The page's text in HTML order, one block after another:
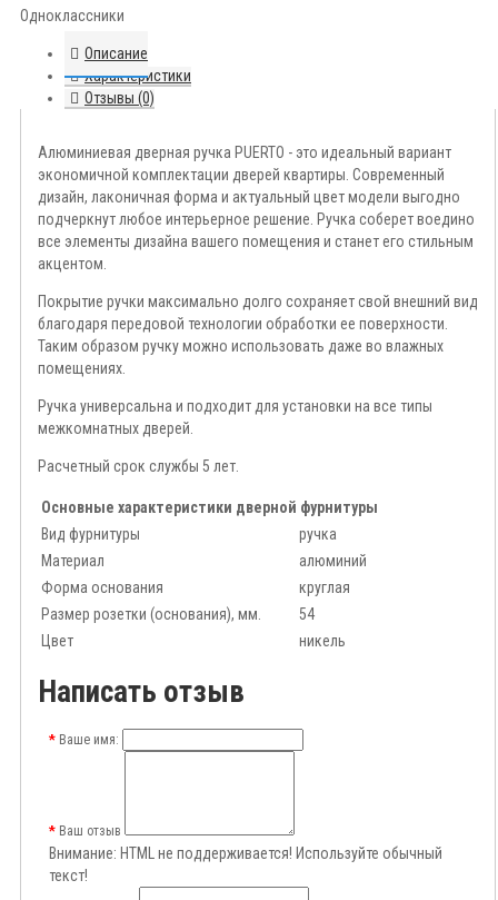
Одноклассники
Описание
Характеристики
Отзывы (0)
Алюминиевая дверная ручка PUERTO - это идеальный вариант
экономичной комплектации дверей квартиры. Современный
дизайн, лаконичная форма и актуальный цвет модели выгодно
подчеркнут любое интерьерное решение. Ручка соберет воедино
все элементы дизайна вашего помещения и станет его стильным
акцентом.
Покрытие ручки максимально долго сохраняет свой внешний вид
благодаря передовой технологии обработки ее поверхности.
Таким образом ручку можно использовать даже во влажных
помещениях.
Ручка универсальна и подходит для установки на все типы
межкомнатных дверей.
Расчетный срок службы 5 лет.
Основные характеристики дверной фурнитуры
Вид фурнитуры
ручка
Материал
алюминий
Форма основания
круглая
Размер розетки (основания), мм.
54
Цвет
никель
Написать отзыв
Ваше имя:
Ваш отзыв
Внимание: HTML не поддерживается! Используйте обычный
текст!